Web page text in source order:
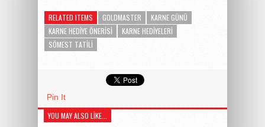
RELATED ITEMS GOLDMASTER
KARNE GÜNÜ
KARNE HEDIYE ÖNERISI
KARNE HEDIYELERI
SÖMEST TATILI
Pin It
YOU MAY ALSO LIKE...